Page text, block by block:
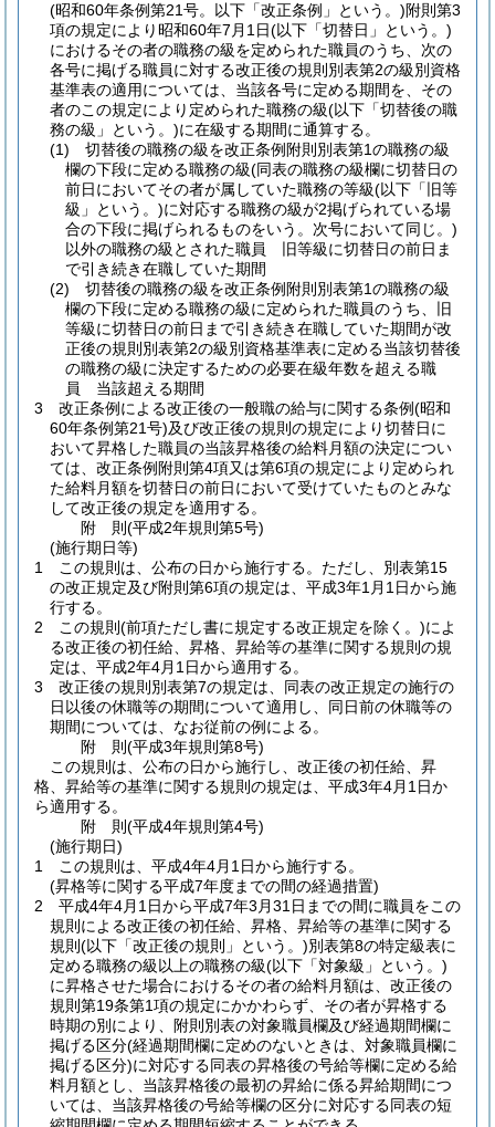
(昭和60年条例第21号。以下「改正条例」という。)附則第3
項の規定により昭和60年7月1日(以下「切替日」という。)
におけるその者の職務の級を定められた職員のうち、次の
各号に掲げる職員に対する改正後の規則別表第2の級別資格
基準表の適用については、当該各号に定める期間を、その
者のこの規定により定められた職務の級(以下「切替後の職
務の級」という。)に在級する期間に通算する。
(1)
切替後の職務の級を改正条例附則別表第1の職務の級
欄の下段に定める職務の級(同表の職務の級欄に切替日の
前日においてその者が属していた職務の等級(以下「旧等
級」という。)に対応する職務の級が2掲げられている場
合の下段に掲げられるものをいう。次号において同じ。)
以外の職務の級とされた職員 旧等級に切替日の前日ま
で引き続き在職していた期間
(2)
切替後の職務の級を改正条例附則別表第1の職務の級
欄の下段に定める職務の級に定められた職員のうち、旧
等級に切替日の前日まで引き続き在職していた期間が改
正後の規則別表第2の級別資格基準表に定める当該切替後
の職務の級に決定するための必要在級年数を超える職
員 当該超える期間
3
改正条例による改正後の一般職の給与に関する条例(昭和
60年条例第21号)及び改正後の規則の規定により切替日に
おいて昇格した職員の当該昇格後の給料月額の決定につい
ては、改正条例附則第4項又は第6項の規定により定められ
た給料月額を切替日の前日において受けていたものとみな
して改正後の規定を適用する。
附 則(平成2年規則第5号)
(施行期日等)
1
この規則は、公布の日から施行する。 ただし、別表第15
の改正規定及び附則第6項の規定は、平成3年1月1日から施
行する。
2
この規則 (前項ただし書に規定する改正規定を除く。)によ
る改正後の初任給、昇格、昇給等の基準に関する規則の規
定は、平成2年4月1日から適用する。
3
改正後の規則別表第7の規定は、同表の改正規定の施行の
日以後の休職等の期間について適用し、同日前の休職等の
期間については、なお従前の例による。
附 則(平成3年規則第8号)
この規則は、公布の日から施行し、改正後の初任給、昇
格、昇給等の基準に関する規則の規定は、平成3年4月1日か
ら適用する。
附 則(平成4年規則第4号)
(施行期日)
1
この規則は、平成4年4月1日から施行する。
(昇格等に関する平成7年度までの間の経過措置)
2
平成4年4月1日から平成7年3月31日までの間に職員をこの
規則による改正後の初任給、昇格、昇給等の基準に関する
規則 (以下「改正後の規則」という。)別表第8の特定級表に
定める職務の級以上の職務の級(以下「対象級」という。)
に昇格させた場合におけるその者の給料月額は、改正後の
規則第19条第1項の規定にかかわらず、その者が昇格する
時期の別により、附則別表の対象職員欄及び経過期間欄に
掲げる区分(経過期間欄に定めのないときは、対象職員欄に
掲げる区分)に対応する同表の昇格後の号給等欄に定める給
料月額とし、当該昇格後の最初の昇給に係る昇給期間につ
いては、当該昇格後の号給等欄の区分に対応する同表の短